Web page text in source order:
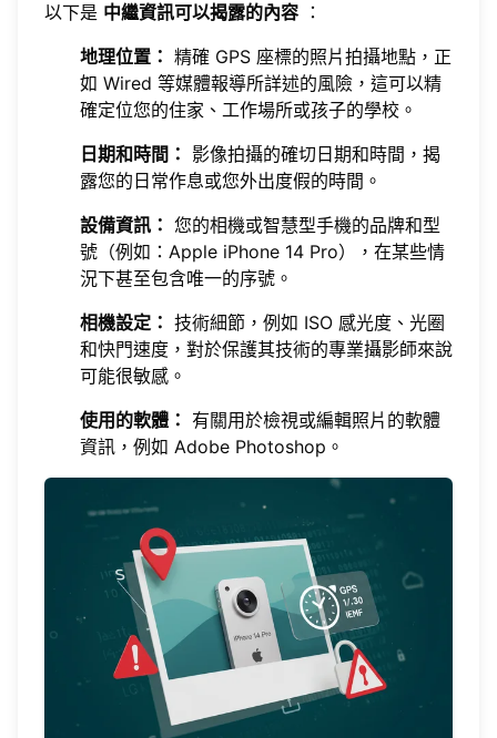
以下是 中繼資訊可以揭露的內容 ：
地理位置： 精確 GPS 座標的照片拍攝地點，正
如 Wired 等媒體報導所詳述的風險，這可以精
確定位您的住家、工作場所或孩子的學校。
日期和時間： 影像拍攝的確切日期和時間，揭
露您的日常作息或您外出度假的時間。
設備資訊： 您的相機或智慧型手機的品牌和型
號（例如：Apple iPhone 14 Pro），在某些情
況下甚至包含唯一的序號。
相機設定： 技術細節，例如 ISO 感光度、光圈
和快門速度，對於保護其技術的專業攝影師來說
可能很敏感。
使用的軟體： 有關用於檢視或編輯照片的軟體
資訊，例如 Adobe Photoshop。